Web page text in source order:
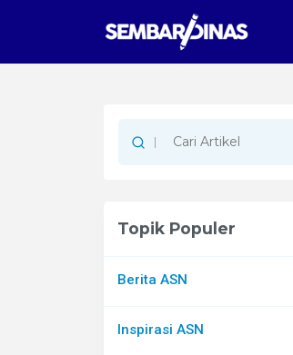
Topik Populer
Berita ASN
Inspirasi ASN